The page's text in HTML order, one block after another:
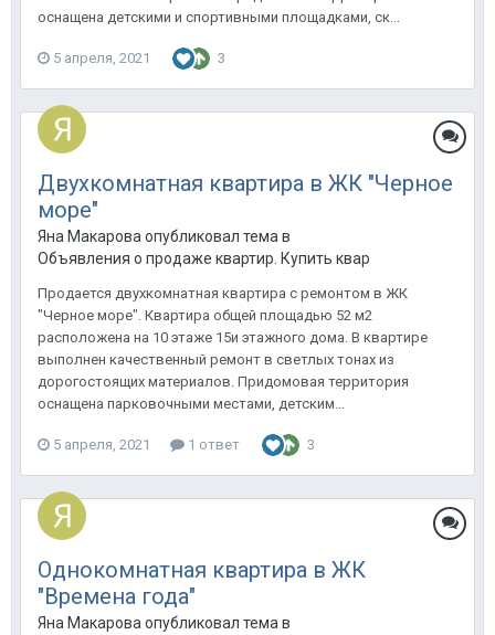
оснащена детскими и спортивными площадками, ск...
5 апреля, 2021 3
Двухкомнатная квартира в ЖК "Черное
море"
Яна Макарова опубликовал тема в
Объявления о продаже квартир. Купить квартиру в Анапе.
Продается двухкомнатная квартира с ремонтом в ЖК
"Черное море". Квартира общей площадью 52 м2
расположена на 10 этаже 15и этажного дома. В квартире
выполнен качественный ремонт в светлых тонах из
дорогостоящих материалов. Придомовая территория
оснащена парковочными местами, детским...
5 апреля, 2021 1 ответ 3
Однокомнатная квартира в ЖК
"Времена года"
Яна Макарова опубликовал тема в